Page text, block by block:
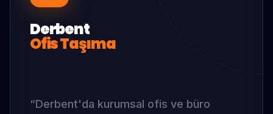
Derbent
Ofis Taşıma
“Derbent'da kurumsal ofis ve büro